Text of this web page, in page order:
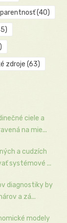
(40)
zdroje (63)
ciele a
na mie...
a cudzích
systémové ...
diagnostiky by
a zá...
modely